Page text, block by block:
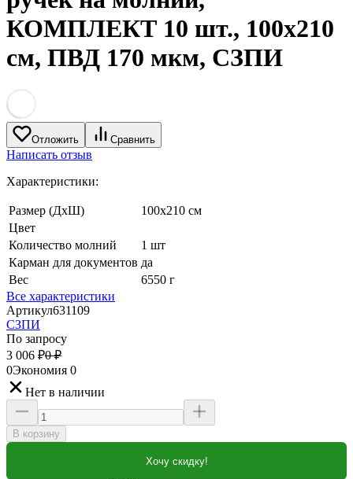
КОМПЛЕКТ 10 шт., 100x210
см, ПВД 170 мкм, СЗПИ
Отложить Сравнить
Написать отзыв
Характеристики:
Размер (ДхШ)
100x210 см
Цвет
Количество молний
1 шт
Карман для документов да
Вес
6550 г
Все характеристики
Артикул631109
СЗПИ
По запросу
3 006 ₽0 ₽
0Экономия 0
Нет в наличии
В корзину
Хочу скидку!